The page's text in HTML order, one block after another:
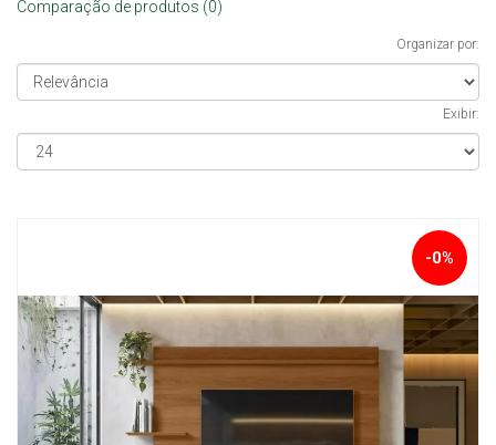
Comparação de produtos (0)
Organizar por:
Exibir:
-0%